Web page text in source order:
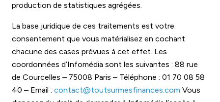
production de statistiques agrégées.
La base juridique de ces traitements est votre
consentement que vous matérialisez en cochant
chacune des cases prévues à cet effet. Les
coordonnées d’Infomédia sont les suivantes : 88 rue
de Courcelles – 75008 Paris – Téléphone : 01 70 08 58
40 – Email : contact@toutsurmesfinances.com Vous